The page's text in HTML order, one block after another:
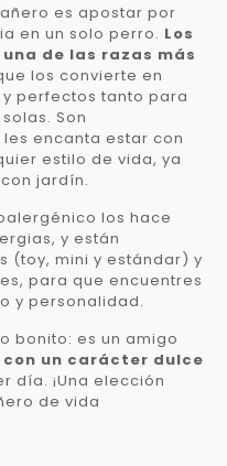
es apostar por
en un solo perro. Los
de las razas más
los convierte en
perfectos tanto para
Son
encanta estar con
estilo de vida, ya
jardín.
los hace
y están
(toy, mini y estándar) y
para que encuentres
y personalidad.
bonito: es un amigo
un carácter dulce
día. ¡Una elección
de vida